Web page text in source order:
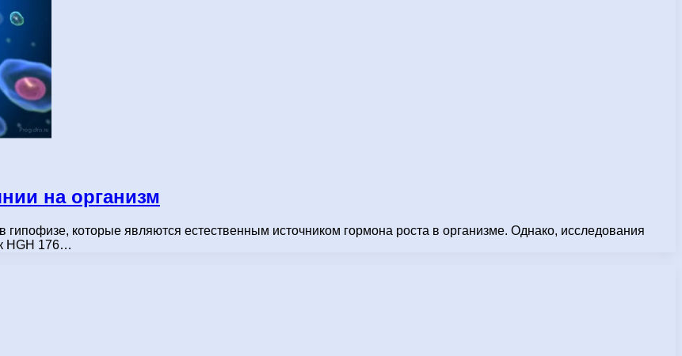
на организм
которые являются естественным источником гормона роста в организме. Однако, исследования
HGH 176…